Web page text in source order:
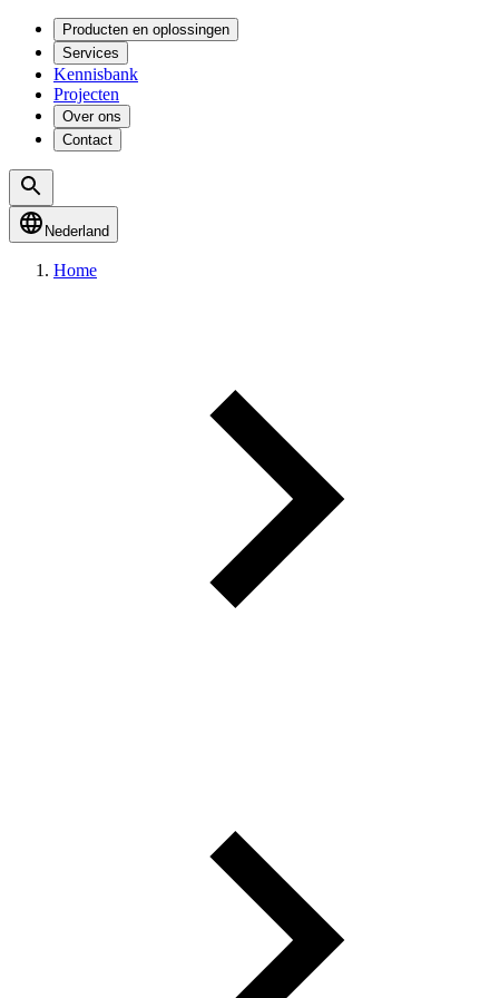
Producten en oplossingen
Services
Kennisbank
Projecten
Over ons
Contact
Nederland
Home